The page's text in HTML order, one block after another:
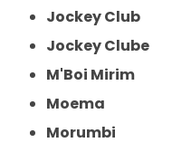
Jockey Club
Jockey Clube
M'Boi Mirim
Moema
Morumbi